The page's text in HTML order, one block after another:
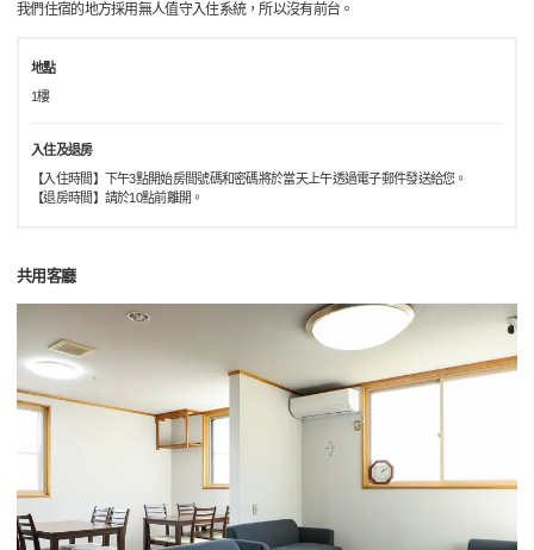
我們住宿的地方採用無人值守入住系統，所以沒有前台。
地點
1樓
入住及退房
【入住時間】下午3點開始房間號碼和密碼將於當天上午透過電子郵件發送給您。
【退房時間】請於10點前離開。
共用客廳